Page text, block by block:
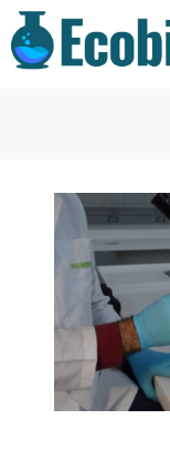
Saltar
al
contenido